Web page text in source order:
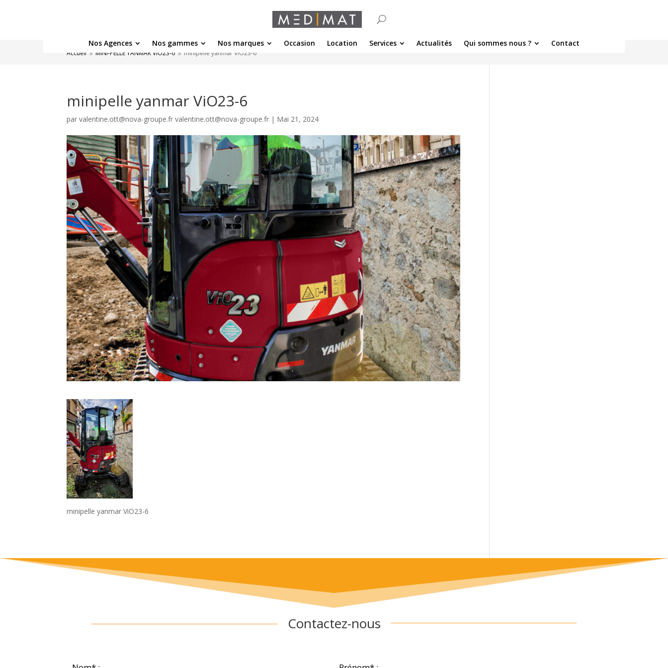
Nos Agences Nos gammes Nos marques Occasion Location Services Actualités Qui sommes nous ? Contact
Accueil 9 MINI-PELLE YANMAR ViO23-6 9 minipelle yanmar ViO23-6
minipelle yanmar ViO23-6
parvalentine.ott@nova-groupe.fr valentine.ott@nova-groupe.fr | Mai 21, 2024
minipelle yanmar ViO23-6
Contactez-nous